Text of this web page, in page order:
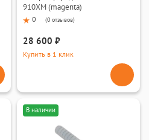
910XM (magenta)
0 (0 отзывов)
28 600 ₽
Купить в 1 клик
В наличии